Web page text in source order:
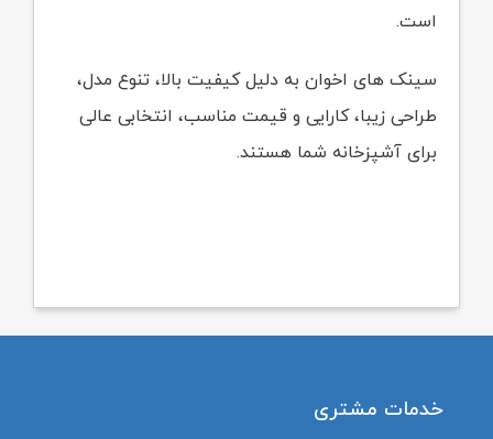
است.
سینک های اخوان به دلیل کیفیت بالا، تنوع مدل،
طراحی زیبا، کارایی و قیمت مناسب، انتخابی عالی
برای آشپزخانه شما هستند.
خدمات مشتری